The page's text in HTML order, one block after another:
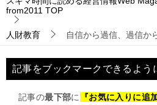
from2011 TOP
人財教育 自信から過信、過信か
記事をブックマークできるよう
記事の最下部に 『お気に入りに追